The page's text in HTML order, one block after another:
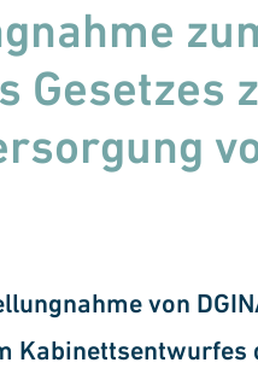
Gesetzes
von
Kabinettsentwurfes